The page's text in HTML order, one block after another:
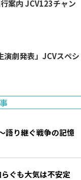
チャン
演劇発表」JCVスペシ
語り継ぐ戦争の記憶
少し和らぐも大気は不安定